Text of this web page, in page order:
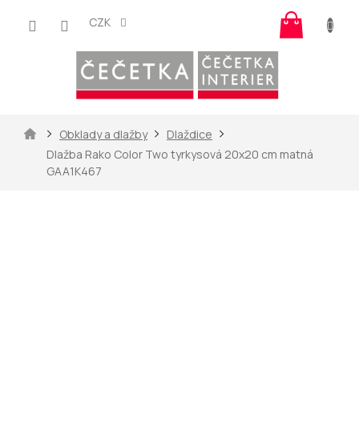
CZK
košík
DomůObklady a dlažby
Dlaždice
Dlažba Rako Color Two tyrkysová 20x20 cm matná
GAA1K467